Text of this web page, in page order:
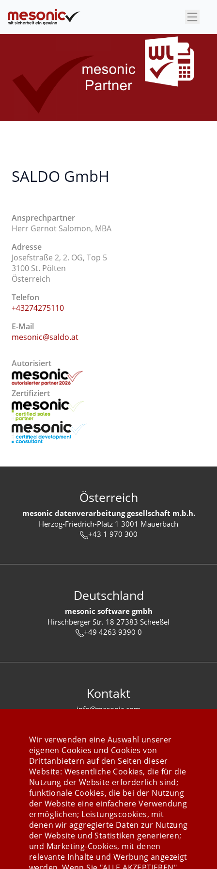
×
SALDO GmbH
Ansprechpartner
Herr Gernot Salomon, MBA
Adresse
Josefstraße 2, 2. OG, Top 5
3100 St. Pölten
Österreich
Telefon
+43274275110
E-Mail
mesonic@saldo.at
Autorisiert
Zertifiziert
Österreich
mesonic datenverarbeitung gesellschaft m.b.h.
Herzog-Friedrich-Platz 1 3001 Mauerbach
+43 1 970 300
Deutschland
mesonic software gmbh
Hirschberger Str. 18 27383 Scheeßel
+49 4263 9390 0
Kontakt
info@mesonic.com
Stay connected
Wir verwenden eine Auswahl unserer
eigenen Cookies und Cookies von
Drittanbietern auf den Seiten dieser
Website: Wesentliche Cookies, die für die
Nutzung der Website erforderlich sind;
funktionale Cookies, die bei der Nutzung
der Website eine einfachere Verwendung
ermöglichen; Leistungscookies, mit
denen wir aggregierte Daten zur Nutzung
der Website und Statistiken generieren;
und Marketing-Cookies, mit denen
relevante Inhalte und Werbung angezeigt